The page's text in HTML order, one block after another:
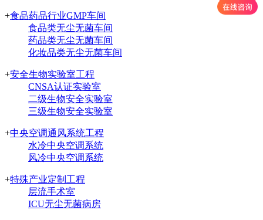
+食品药品行业GMP车间
食品类无尘无菌车间
药品类无尘无菌车间
化妆品类无尘无菌车间
+安全生物实验室工程
CNSA认证实验室
二级生物安全实验室
三级生物安全实验室
+中央空调通风系统工程
水冷中央空调系统
风冷中央空调系统
+特殊产业定制工程
层流手术室
ICU无尘无菌病房